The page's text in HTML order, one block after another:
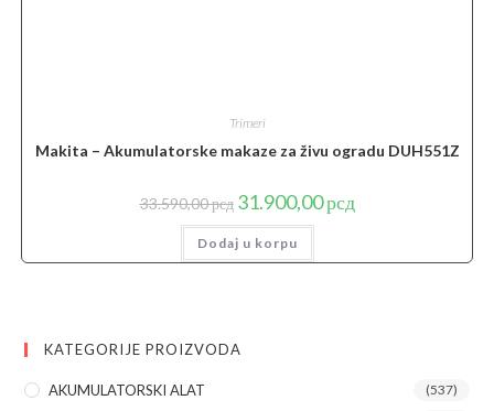
Trimeri
Makita – Akumulatorske makaze za živu ogradu DUH551Z
33.590,00рсд Originalna
cena
je
bila:
33.590,00 рсд.
31.900,00рсдTrenutna
cena
Dodaj u korpu
KATEGORIJE PROIZVODA
AKUMULATORSKI ALAT (537)